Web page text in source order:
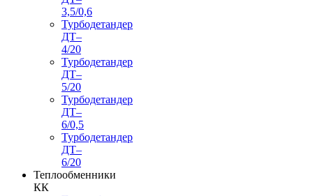
3,5/0,6
Турбодетандер
ДТ–
4/20
Турбодетандер
ДТ–
5/20
Турбодетандер
ДТ–
6/0,5
Турбодетандер
ДТ–
6/20
Теплообменники
КК